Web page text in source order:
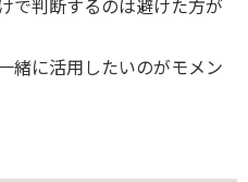
で判断するのは避けた方が
緒に活用したいのがモメン